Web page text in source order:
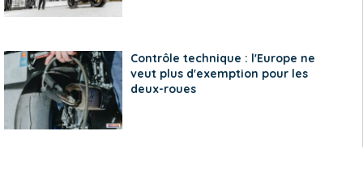
Contrôle technique : l'Europe ne
veut plus d'exemption pour les
deux-roues